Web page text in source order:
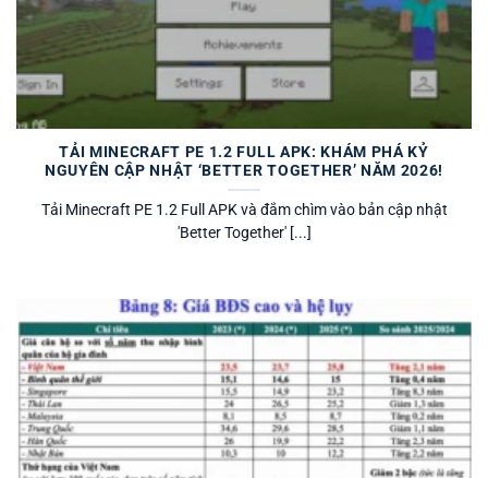
TẢI MINECRAFT PE 1.2 FULL APK: KHÁM PHÁ KỶ
NGUYÊN CẬP NHẬT ‘BETTER TOGETHER’ NĂM 2026!
Tải Minecraft PE 1.2 Full APK và đắm chìm vào bản cập nhật
'Better Together' [...]